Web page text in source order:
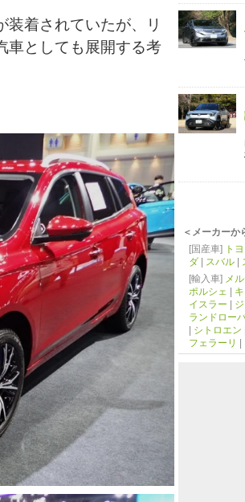
装着されていたが、リ
車としても展開する考
＜メーカーか
[国産車] ト
ダ
スバル
[輸入車] メ
ポルシェ
イスラー
ランドロー
シトロエン
フェラーリ